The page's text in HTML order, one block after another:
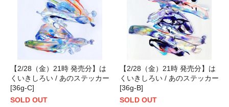
【2/28（金）21時 発売分】は
くいきしろい / あのステッカー
[36g-C]
SOLD OUT
【2/28（金）21時 発売分】は
くいきしろい / あのステッカー
[36g-B]
SOLD OUT